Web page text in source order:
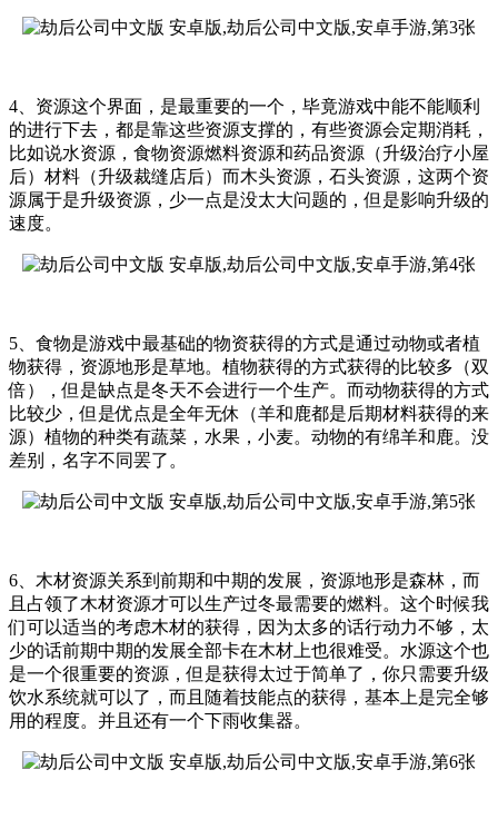
4、资源这个界面，是最重要的一个，毕竟游戏中能不能顺利
的进行下去，都是靠这些资源支撑的，有些资源会定期消耗，
比如说水资源，食物资源燃料资源和药品资源（升级治疗小屋
后）材料（升级裁缝店后）而木头资源，石头资源，这两个资
源属于是升级资源，少一点是没太大问题的，但是影响升级的
速度。
5、食物是游戏中最基础的物资获得的方式是通过动物或者植
物获得，资源地形是草地。植物获得的方式获得的比较多（双
倍），但是缺点是冬天不会进行一个生产。而动物获得的方式
比较少，但是优点是全年无休（羊和鹿都是后期材料获得的来
源）植物的种类有蔬菜，水果，小麦。动物的有绵羊和鹿。没
差别，名字不同罢了。
6、木材资源关系到前期和中期的发展，资源地形是森林，而
且占领了木材资源才可以生产过冬最需要的燃料。这个时候我
们可以适当的考虑木材的获得，因为太多的话行动力不够，太
少的话前期中期的发展全部卡在木材上也很难受。水源这个也
是一个很重要的资源，但是获得太过于简单了，你只需要升级
饮水系统就可以了，而且随着技能点的获得，基本上是完全够
用的程度。并且还有一个下雨收集器。